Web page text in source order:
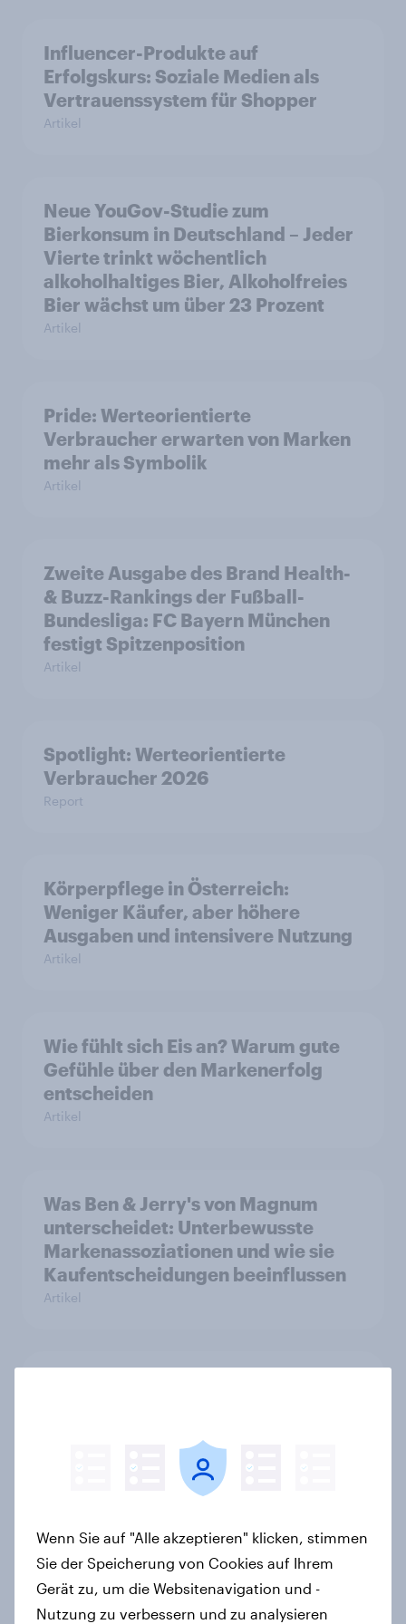
Influencer-Produkte auf
Erfolgskurs: Soziale Medien als
Vertrauenssystem für Shopper
Artikel
Neue YouGov-Studie zum
Bierkonsum in Deutschland – Jeder
Vierte trinkt wöchentlich
alkoholhaltiges Bier, Alkoholfreies
Bier wächst um über 23 Prozent
Artikel
Pride: Werteorientierte
Verbraucher erwarten von Marken
mehr als Symbolik
Artikel
Zweite Ausgabe des Brand Health-
& Buzz-Rankings der Fußball-
Bundesliga: FC Bayern München
festigt Spitzenposition
Artikel
Spotlight: Werteorientierte
Verbraucher 2026
Report
Körperpflege in Österreich:
Weniger Käufer, aber höhere
Ausgaben und intensivere Nutzung
Artikel
Wie fühlt sich Eis an? Warum gute
Gefühle über den Markenerfolg
entscheiden
Artikel
Was Ben & Jerry's von Magnum
unterscheidet: Unterbewusste
Markenassoziationen und wie sie
Kaufentscheidungen beeinflussen
Artikel
verkäufliches Melatonin dominiert,
doch digitale Produkte bieten
Wachstumspotenzial
Artikel
Wenn Sie auf "Alle akzeptieren" klicken, stimmen
Sie der Speicherung von Cookies auf Ihrem
Gerät zu, um die Websitenavigation und -
Nutzung zu verbessern und zu analysieren